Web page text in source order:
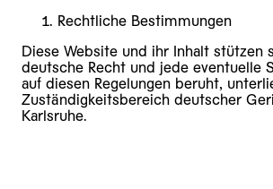
Rechtliche Bestimmungen
Diese Website und ihr Inhalt stützen
deutsche Recht und jede eventuelle
auf diesen Regelungen beruht,
Zuständigkeitsbereich deutscher
Karlsruhe.